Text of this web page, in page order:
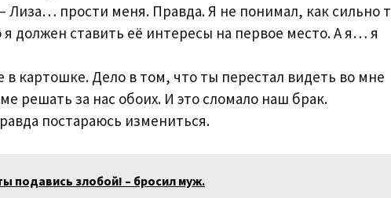
прости меня. Правда. Я не понимал, как сильно
я должен ставить её интересы на первое место. А я… я
картошке. Дело в том, что ты перестал видеть во мне
решать за нас обоих. И это сломало наш брак.
постараюсь измениться.
подавись злобой! – бросил муж.